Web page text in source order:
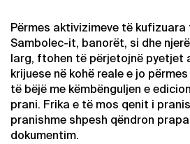
Përmes aktivizimeve të kufizuara
Sambolec-it, banorët, si dhe
larg, ftohen të përjetojnë pyetjet
krijuese në kohë reale e jo
të bëjë me këmbënguljen e
prani. Frika e të mos qenit i
pranishme shpesh qëndron
dokumentim.